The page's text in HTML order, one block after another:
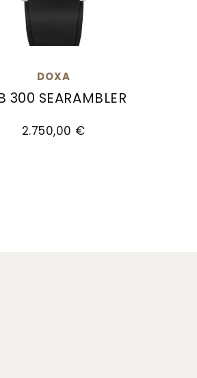
Preis: 4.290,00 €
DOXA
300 SEARAMBLER
2.750,00 €